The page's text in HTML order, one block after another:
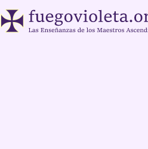
al
contenido